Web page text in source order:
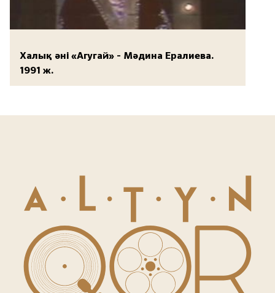
Халық әні «Агугай» - Мәдина Ералиева.
1991 ж.